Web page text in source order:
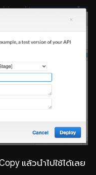
แล้วนำไปใช้ได้เลย